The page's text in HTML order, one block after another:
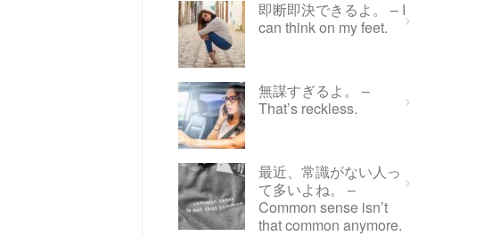
即断即決できるよ。 – I
can think on my feet.
無謀すぎるよ。 –
That’s reckless.
最近、常識がない人っ
て多いよね。 –
Common sense isn’t
that common anymore.